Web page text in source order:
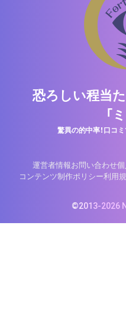
恐ろしい程当
「
驚異の的中率！口コ
運営者情報お問い合わせ
コンテンツ制作ポリシー利用
©2013-2026